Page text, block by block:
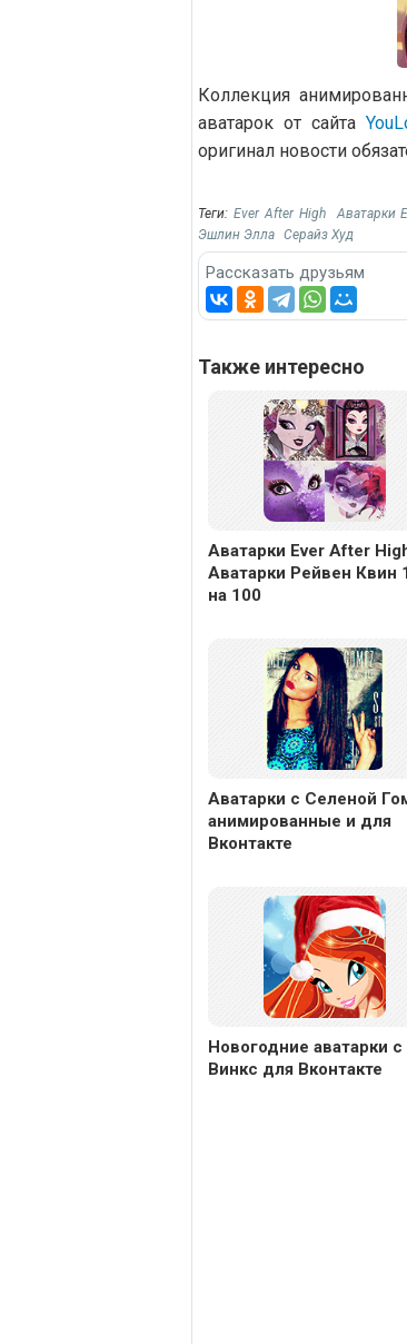
Коллекция
аватарок от сайта
оригинал новости
Теги: Ever After High Аватарки
Эшлин Элла Серайз Худ
Рассказать друзьям
Также интересно
Аватарки Ever After
Аватарки Рейвен Квин
на 100
Аватарки с Селеной
анимированные и для
Вконтакте
Новогодние аватарки с
Винкс для Вконтакте